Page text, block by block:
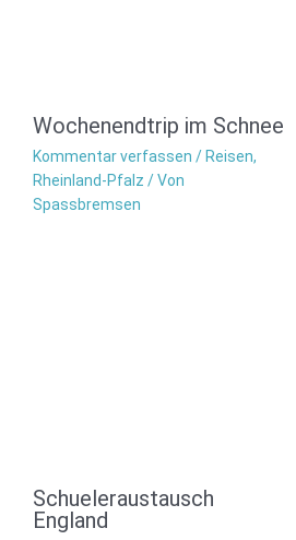
Wochenendtrip im Schnee
Kommentar verfassen / Reisen,
Rheinland-Pfalz / Von
Spassbremsen
Schueleraustausch
England